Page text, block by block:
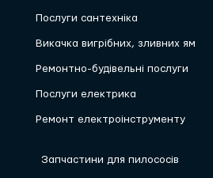
Послуги сантехніка
Викачка вигрібних, зливних ям
Ремонтно-будівельні послуги
Послуги електрика
Ремонт електроінструменту
Запчастини для пилососів